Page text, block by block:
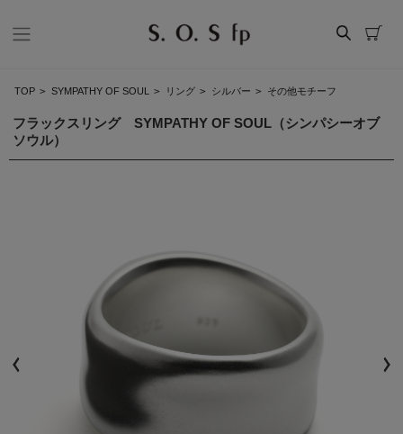
TOP > SYMPATHY OF SOUL > リング > シルバー > その他モチーフ
フラックスリング SYMPATHY OF SOUL（シンパシーオブ
ソウル）